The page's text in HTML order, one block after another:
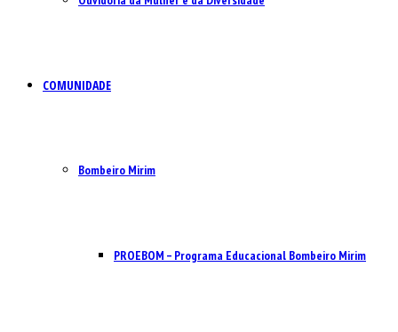
COMUNIDADE
Bombeiro Mirim
PROEBOM – Programa Educacional Bombeiro Mirim